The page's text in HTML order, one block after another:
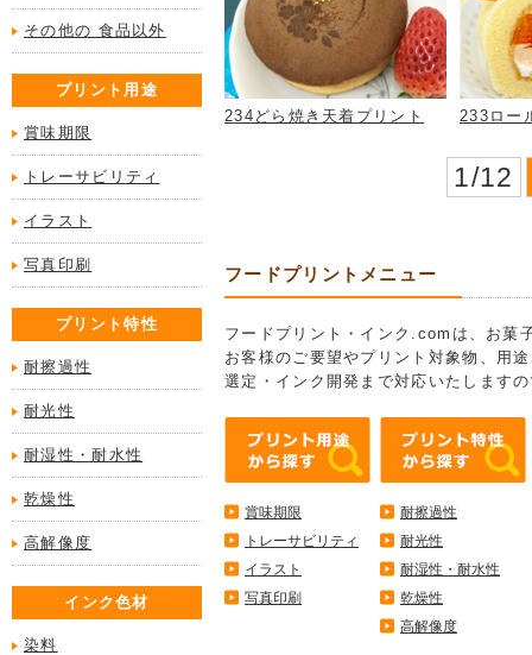
その他の 食品以外
プリント用途
賞味期限
トレーサビリティ
イラスト
写真印刷
プリント特性
耐擦過性
耐光性
耐湿性・耐水性
乾燥性
高解像度
インク色材
染料
234どら焼き天着プリント 233ロー
1/12
フードプリントメニュー
フードプリント・インク.comは、お菓
お客様のご要望やプリント対象物、用
選定・インク開発まで対応いたします
賞味期限
トレーサビリティ
イラスト
写真印刷
耐擦過性
耐光性
耐湿性・耐水性
乾燥性
高解像度